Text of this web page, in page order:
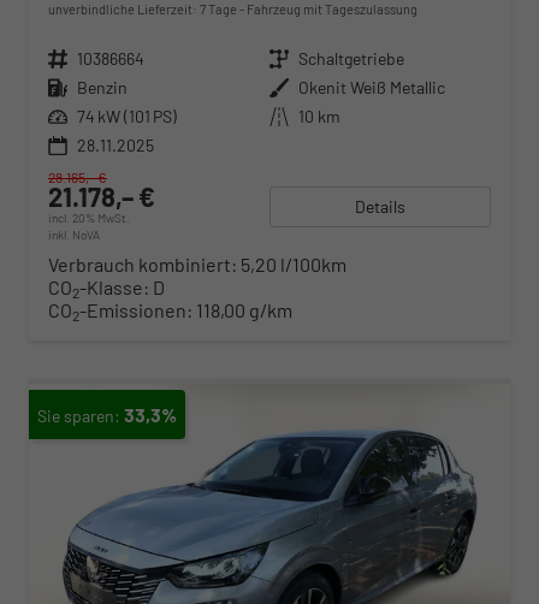
unverbindliche Lieferzeit: 7 Tage Fahrzeug mit Tageszulassung
Fahrzeugnr. 10386664 Getriebe Schaltgetriebe
Kraftstoff Benzin Außenfarbe Okenit Weiß Metallic
Leistung 74 kW (101 PS) Kilometerstand 10 km
28.11.2025
21.178,– €
incl. 20% MwSt.
inkl. NoVA
28.165,– €
Details
Verbrauch kombiniert: 5,20 l/100km
CO2-Klasse: D
CO2-Emissionen: 118,00 g/km
33,3%